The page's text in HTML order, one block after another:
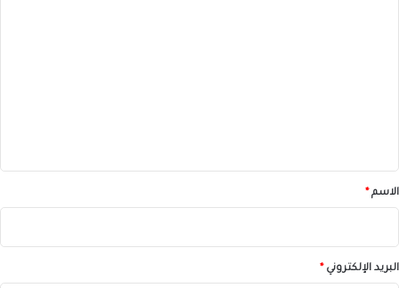
*الاسم *
البريد الإلكتروني *